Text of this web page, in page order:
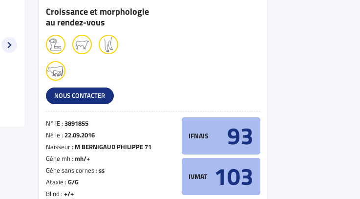
Croissance et morphologie
au rendez-vous
NOUS CONTACTER
N° IE : 3891855
Né le : 22.09.2016
Naisseur : M BERNIGAUD PHILIPPE 71
Gène mh : mh/+
Gène sans cornes : ss
Ataxie : G/G
Blind : +/+
IFNAIS 93
IVMAT 103